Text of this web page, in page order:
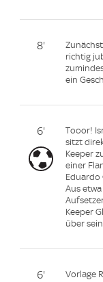
8'
richtig
ein
6'
Tooor!
sitzt
Keeper
einer
Eduardo
Aus
Keeper
über
6' Vorlage